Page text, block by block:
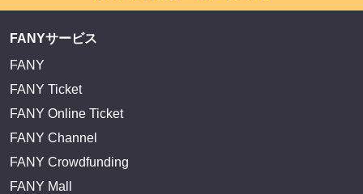
FANYサービス
FANY
FANY Ticket
FANY Online Ticket
FANY Channel
FANY Crowdfunding
FANY Mall